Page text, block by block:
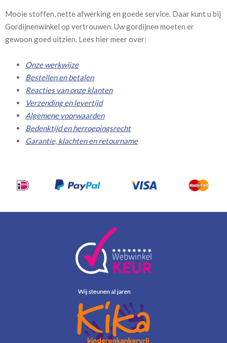
Mooie stoffen, nette afwerking en goede service. Daar kunt u bij
Gordijnenwinkel op vertrouwen. Uw gordijnen moeten er
gewoon goed uitzien. Lees hier meer over:
Onze werkwijze
Bestellen en betalen
Reacties van onze klanten
Verzending en levertijd
Algemene voorwaarden
Bedenktijd en herroepingsrecht
Garantie, klachten en retourname